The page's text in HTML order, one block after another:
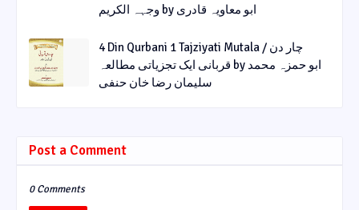
وجہہ الکریم by ابو معاویہ قادری
4 Din Qurbani 1 Tajziyati Mutala / چار دن
قربانی ایک تجزیاتی مطالعہ by ابو حمزہ محمد
سلیمان رضا خان حنفی
Post a Comment
0 Comments